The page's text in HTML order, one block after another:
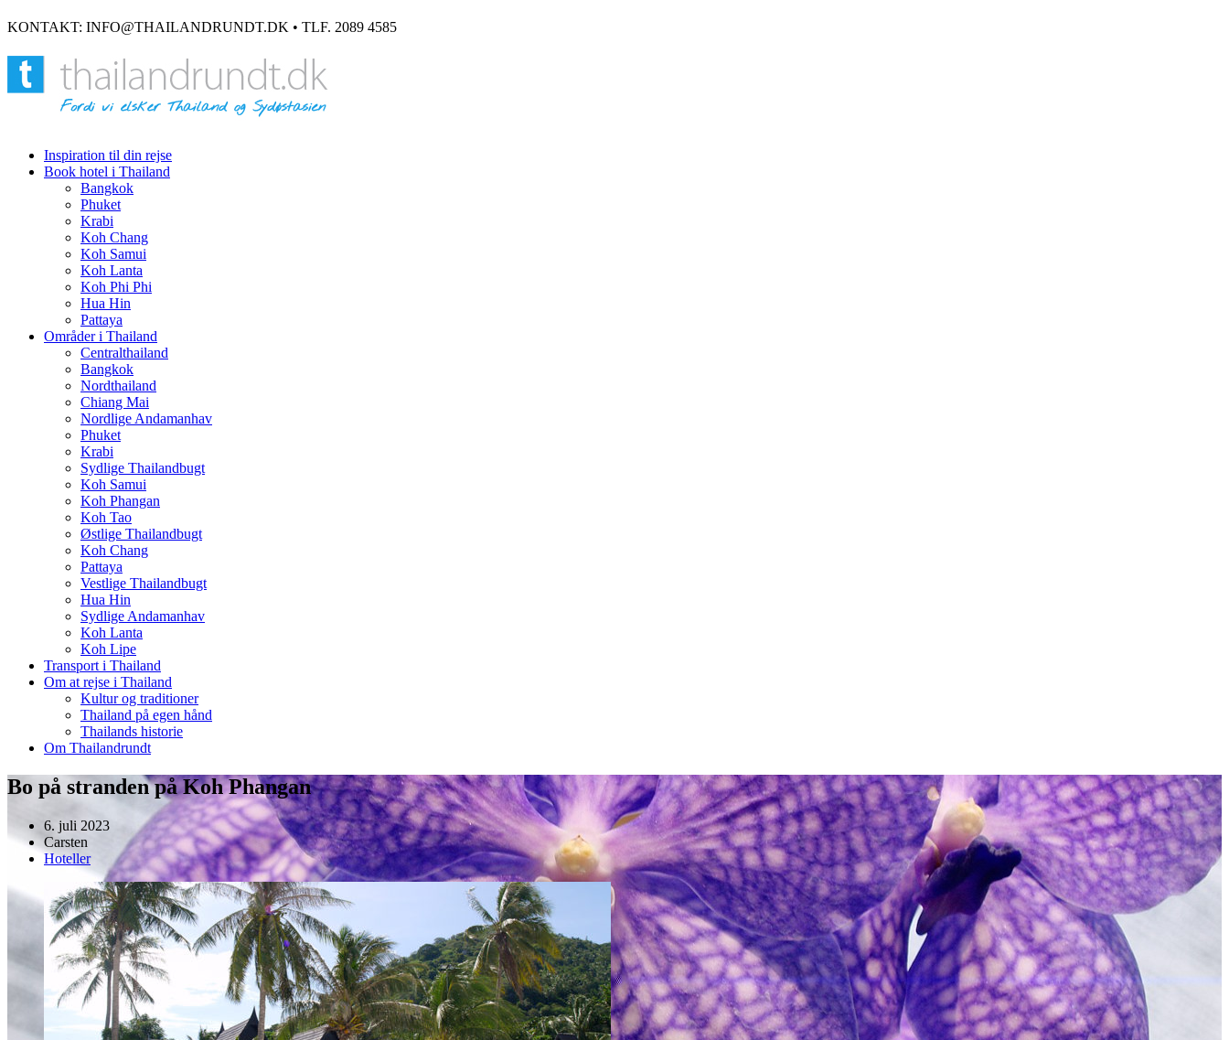
KONTAKT: INFO@THAILANDRUNDT.DK • TLF. 2089 4585
Inspiration til din rejse
Book hotel i Thailand
Bangkok
Phuket
Krabi
Koh Chang
Koh Samui
Koh Lanta
Koh Phi Phi
Hua Hin
Pattaya
Områder i Thailand
Centralthailand
Bangkok
Nordthailand
Chiang Mai
Nordlige Andamanhav
Phuket
Krabi
Sydlige Thailandbugt
Koh Samui
Koh Phangan
Koh Tao
Østlige Thailandbugt
Koh Chang
Pattaya
Vestlige Thailandbugt
Hua Hin
Sydlige Andamanhav
Koh Lanta
Koh Lipe
Transport i Thailand
Om at rejse i Thailand
Kultur og traditioner
Thailand på egen hånd
Thailands historie
Om Thailandrundt
Bo på stranden på Koh Phangan
6. juli 2023
Carsten
Hoteller